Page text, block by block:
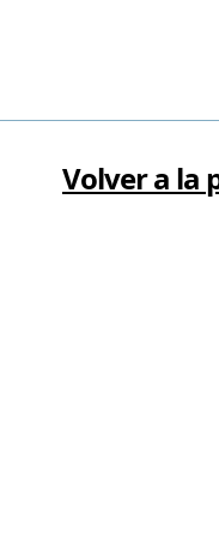
Volver a la